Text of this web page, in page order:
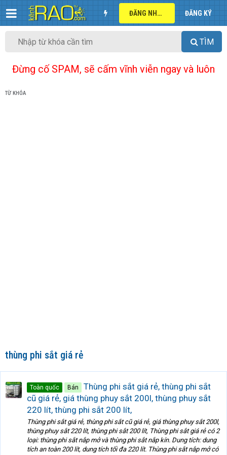
ĐĂNG NHẬP ĐĂNG KÝ
TÌM
Đừng cố SPAM, sẽ cấm vĩnh viễn ngay và luôn
TỪ KHÓA
thùng phi sắt giá rẻ
Toàn quốc Bán
Thùng phi sắt giá rẻ, thùng phi sắt
cũ giá rẻ, giá thùng phuy sắt 200l, thùng phuy sắt
220 lít, thùng phi sắt 200 lít,
Thùng phi sắt giá rẻ, thùng phi sắt cũ giá rẻ, giá thùng phuy sắt 200l,
thùng phuy sắt 220 lít, thùng phi sắt 200 lít, Thùng phi sắt giá rẻ có 2
loại: thùng phi sắt nắp mở và thùng phi sắt nắp kín. Dung tích: dung
tích an toàn 200 lít, dung tích tối đa 220 lít. Thùng phi sắt nắp mở có